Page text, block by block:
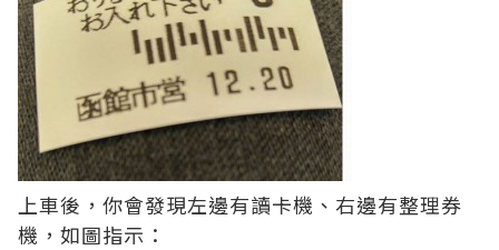
上車後，你會發現左邊有讀卡機、右邊有整理券
機，如圖指示：